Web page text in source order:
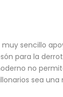
muy sencillo
para la
no
sea